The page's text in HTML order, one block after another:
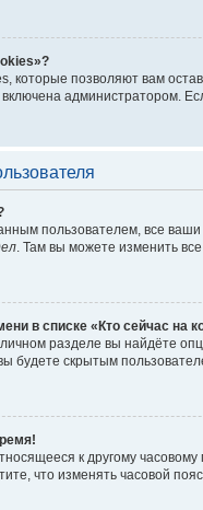
которые позволяют вам
администратором.
пользователем, все
. Там вы можете изменить
в списке «Кто сейчас на
разделе вы найдёте
будете скрытым
к другому часовому
что изменять часовой